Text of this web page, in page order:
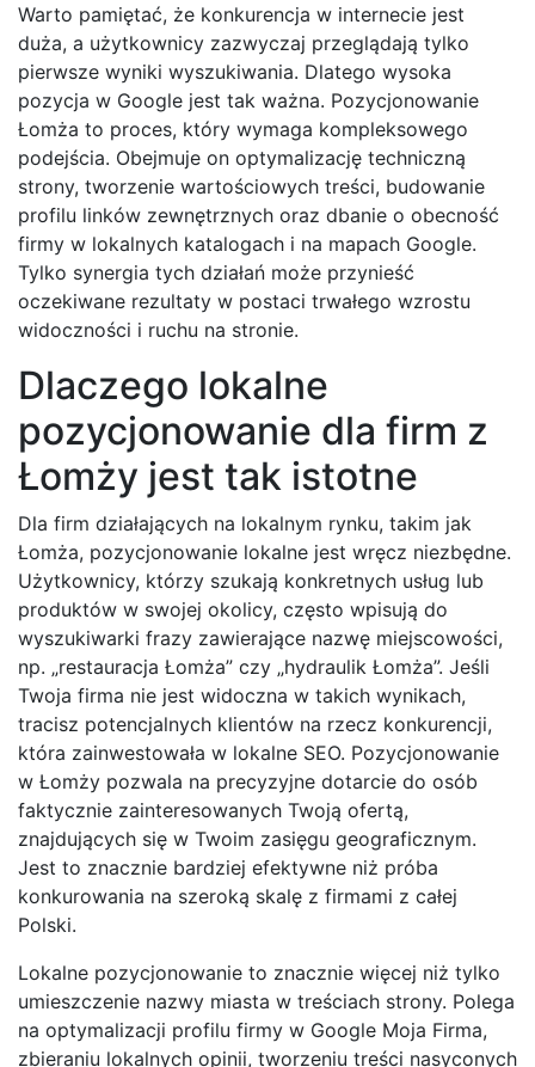
Warto pamiętać, że konkurencja w internecie jest
duża, a użytkownicy zazwyczaj przeglądają tylko
pierwsze wyniki wyszukiwania. Dlatego wysoka
pozycja w Google jest tak ważna. Pozycjonowanie
Łomża to proces, który wymaga kompleksowego
podejścia. Obejmuje on optymalizację techniczną
strony, tworzenie wartościowych treści, budowanie
profilu linków zewnętrznych oraz dbanie o obecność
firmy w lokalnych katalogach i na mapach Google.
Tylko synergia tych działań może przynieść
oczekiwane rezultaty w postaci trwałego wzrostu
widoczności i ruchu na stronie.
Dlaczego lokalne
pozycjonowanie dla firm z
Łomży jest tak istotne
Dla firm działających na lokalnym rynku, takim jak
Łomża, pozycjonowanie lokalne jest wręcz niezbędne.
Użytkownicy, którzy szukają konkretnych usług lub
produktów w swojej okolicy, często wpisują do
wyszukiwarki frazy zawierające nazwę miejscowości,
np. „restauracja Łomża” czy „hydraulik Łomża”. Jeśli
Twoja firma nie jest widoczna w takich wynikach,
tracisz potencjalnych klientów na rzecz konkurencji,
która zainwestowała w lokalne SEO. Pozycjonowanie
w Łomży pozwala na precyzyjne dotarcie do osób
faktycznie zainteresowanych Twoją ofertą,
znajdujących się w Twoim zasięgu geograficznym.
Jest to znacznie bardziej efektywne niż próba
konkurowania na szeroką skalę z firmami z całej
Polski.
Lokalne pozycjonowanie to znacznie więcej niż tylko
umieszczenie nazwy miasta w treściach strony. Polega
na optymalizacji profilu firmy w Google Moja Firma,
zbieraniu lokalnych opinii, tworzeniu treści nasyconych